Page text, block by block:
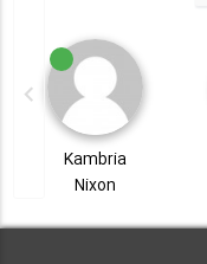
Kambria
Nixon